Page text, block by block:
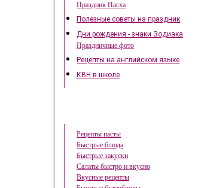
Праздник Пасха
Полезные советы на праздник
Дни рождения - знаки Зодиака
Праздничные фото
Рецепты на английском языке
КВН в школе
Рецепты пасты
Быстрые блюда
Быстрые закуски
Салаты быстро и вкусно
Вкусные рецепты